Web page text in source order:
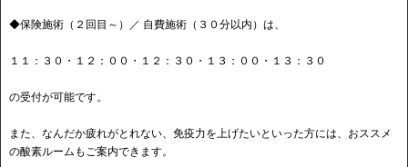
◆保険施術（２回目～）／ 自費施術（３０分以内）は、
１１：３０・１２：００・１２：３０・１３：００・１３：３０
の受付が可能です。
また、なんだか疲れがとれない、免疫力を上げたいといった方には、おススメ
の酸素ルームもご案内できます。